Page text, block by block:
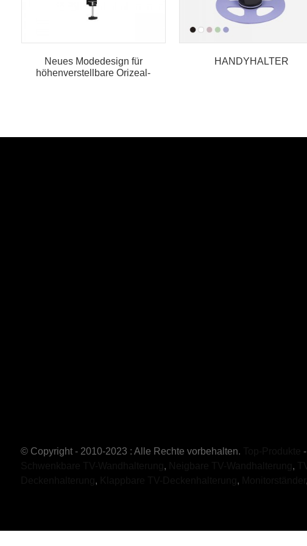
Neues Modedesign für
höhenverstellbare Orizeal-
HANDYHALTER
© Copyright - 2010-2023 : Alle Rechte vorbehalten. -
, ,
, , ,